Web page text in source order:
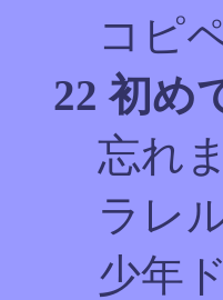
コピ
22 初め
忘れ
ラレ
少年